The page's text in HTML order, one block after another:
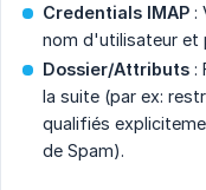
Credentials IMAP :
nom d'utilisateur et
Dossier/Attributs :
la suite (par ex:
qualifiés
de Spam).